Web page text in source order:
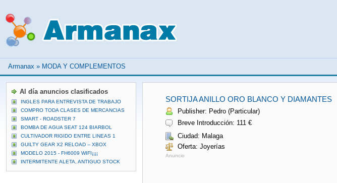
Armanax » MODA Y COMPLEMENTOS
SORTIJA ANILLO ORO BLANCO Y DIAMANTES
Publisher: Pedro (Particular)
Breve Introducción: 111 €
Ciudad: Malaga
Oferta: Joyerías
Anuncio
Al día anuncios clasificados
INGLES PARA ENTREVISTA DE TRABAJO
COMPRO TODA CLASES DE MERCANCIAS
SMART - ROADSTER 7
BOMBA DE AGUA SEAT 124 BIARBOL
CULTIVADOR RIGIDO ENTRE LINEAS 1
GUILTY GEAR X2 RELOAD -- XBOX
MODELO 2015 - FH6009 WIFI¡¡¡¡
INTERMITENTE ALETA, ANTIGUO STOCK